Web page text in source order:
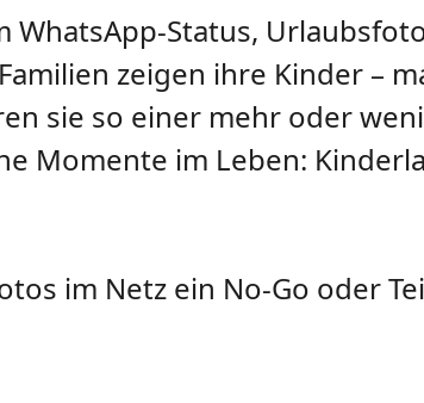
WhatsApp-Status,
zeigen ihre Kinder –
sie so einer mehr oder
Momente im Leben:
im Netz ein No-Go oder